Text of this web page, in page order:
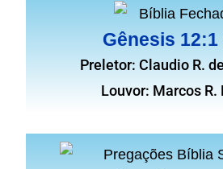
Gênesis 12:1
Preletor: Claudio R.
Louvor: Marcos R.